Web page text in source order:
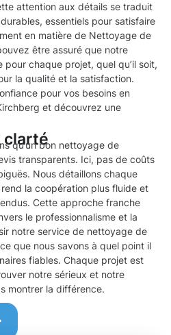
attention aux détails se traduit
essentiels pour satisfaire
en matière de Nettoyage de
être assuré que notre
chaque projet, quel qu’il soit,
la qualité et la satisfaction.
pour vos besoins en
et découvrez une
clarté
qu’un bon nettoyage de
transparents. Ici, pas de coûts
Nous détaillons chaque
la coopération plus fluide et
Cette approche franche
le professionnalisme et la
notre service de nettoyage de
que nous savons à quel point il
fiables. Chaque projet est
notre sérieux et notre
montrer la différence.